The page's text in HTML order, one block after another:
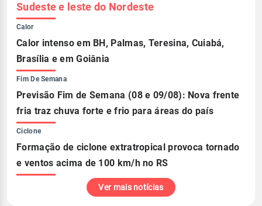
Sudeste e leste do Nordeste
Calor
Calor intenso em BH, Palmas, Teresina, Cuiabá,
Brasília e em Goiânia
Fim De Semana
Previsão Fim de Semana (08 e 09/08): Nova frente
fria traz chuva forte e frio para áreas do país
Ciclone
Formação de ciclone extratropical provoca tornado
e ventos acima de 100 km/h no RS
Ver mais notícias